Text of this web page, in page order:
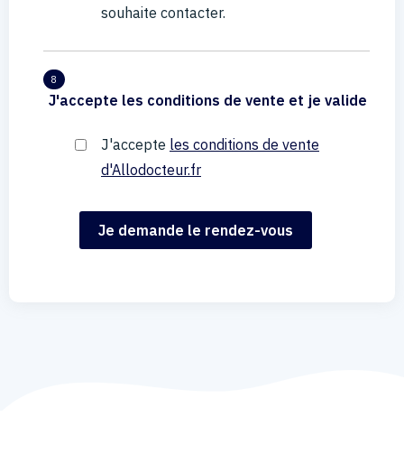
souhaite contacter.
8
J'accepte les conditions de vente et je valide
J'accepte les conditions de vente
d'Allodocteur.fr